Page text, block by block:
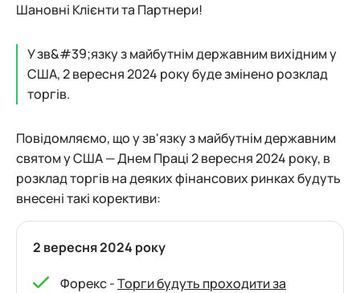
Шановні Клієнти та Партнери!
У зв&#39;язку з майбутнім державним вихідним у
США, 2 вересня 2024 року буде змінено розклад
торгів.
Повідомляємо, що у зв'язку з майбутнім державним
святом у США — Днем Праці 2 вересня 2024 року, в
розклад торгів на деяких фінансових ринках будуть
внесені такі корективи:
2 вересня 2024 року
Форекс -Торги будуть проходити за